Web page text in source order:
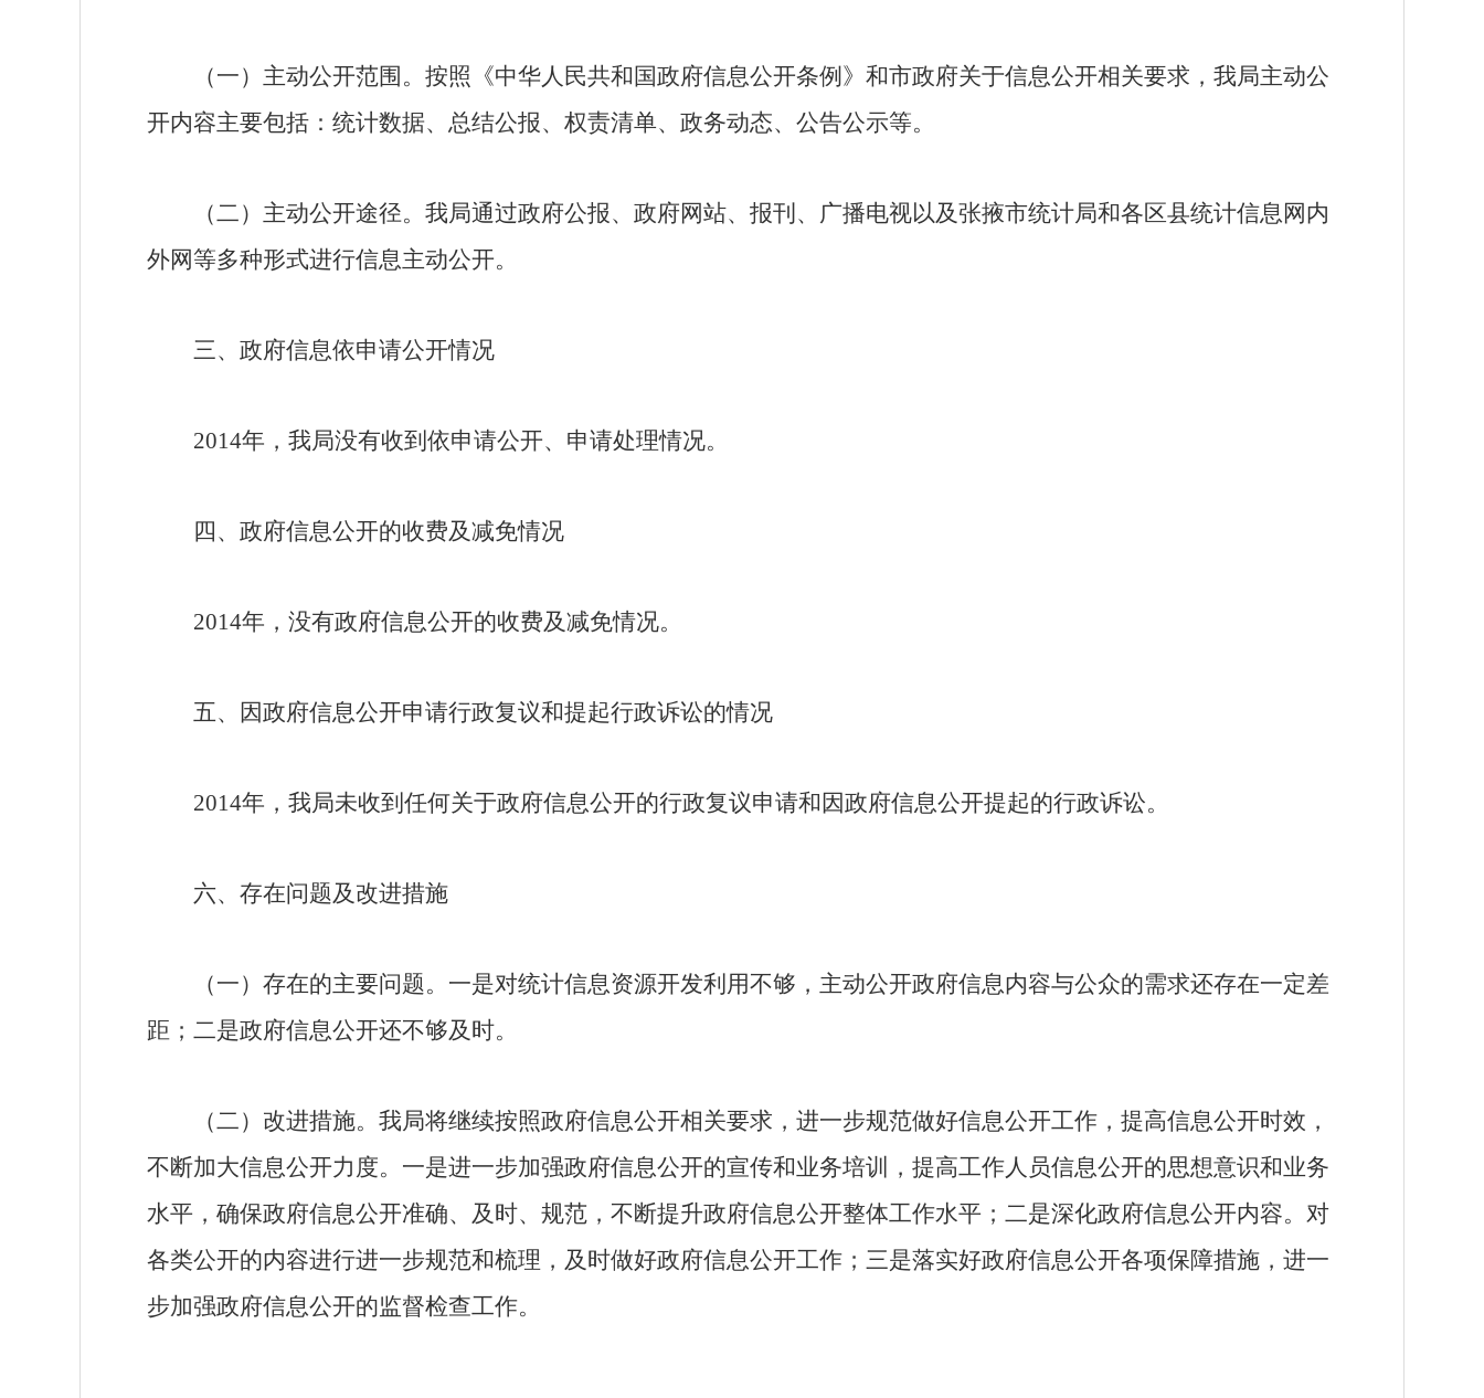
（一）主动公开范围。 按照《中华人民共和国政府信息公开条例》和市政府关于信息公开相关要求，我局主动公
开内容主要包括：统计数据、总结公报、权责清单、政务动态、公告公示等。
（二）主动公开途径。 我局通过政府公报、政府网站、报刊、广播电视以及张掖市统计局和各区县统计信息网内
外网等多种形式进行信息主动公开。
三、政府信息依申请公开情况
2014年，我局没有收到依申请公开、申请处理情况。
四、政府信息公开的收费及减免情况
2014年，没有政府信息公开的收费及减免情况。
五、因政府信息公开申请行政复议和提起行政诉讼的情况
2014年，我局未收到任何关于政府信息公开的行政复议申请和因政府信息公开提起的行政诉讼。
六、存在问题及改进措施
（一）存在的主要问题。 一是对统计信息资源开发利用不够，主动公开政府信息内容与公众的需求还存在一定差
距；二是政府信息公开还不够及时。
（二）改进措施。 我局将继续按照政府信息公开相关要求，进一步规范做好信息公开工作，提高信息公开时效，
不断加大信息公开力度。一是进一步加强政府信息公开的宣传和业务培训，提高工作人员信息公开的思想意识和业务
水平，确保政府信息公开准确、及时、规范，不断提升政府信息公开整体工作水平；二是深化政府信息公开内容。对
各类公开的内容进行进一步规范和梳理，及时做好政府信息公开工作；三是落实好政府信息公开各项保障措施，进一
步加强政府信息公开的监督检查工作。